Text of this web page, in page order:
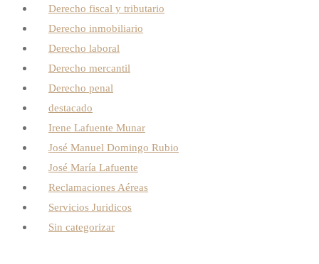
Derecho fiscal y tributario
Derecho inmobiliario
Derecho laboral
Derecho mercantil
Derecho penal
destacado
Irene Lafuente Munar
José Manuel Domingo Rubio
José María Lafuente
Reclamaciones Aéreas
Servicios Juridicos
Sin categorizar